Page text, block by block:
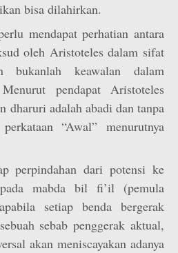
bisa dilahirkan.
mendapat perhatian antara
oleh Aristoteles dalam sifat
bukanlah keawalan dalam
pendapat Aristoteles
dharuri adalah abadi dan tanpa
“Awal” menurutnya
perpindahan dari potensi ke
mabda bil fi’il (pemula
setiap benda bergerak
sebab penggerak aktual,
akan meniscayakan adanya